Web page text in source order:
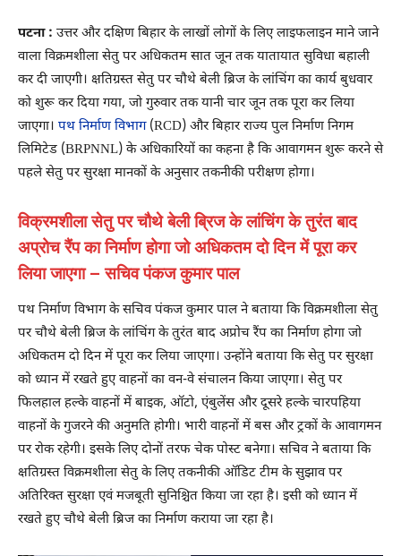
पटना : उत्तर और दक्षिण बिहार के लाखों लोगों के लिए लाइफलाइन माने जाने
वाला विक्रमशीला सेतु पर अधिकतम सात जून तक यातायात सुविधा बहाली
कर दी जाएगी। क्षतिग्रस्त सेतु पर चौथे बेली ब्रिज के लांचिंग का कार्य बुधवार
को शुरू कर दिया गया, जो गुरुवार तक यानी चार जून तक पूरा कर लिया
जाएगा। पथ निर्माण विभाग(RCD) और बिहार राज्य पुल निर्माण निगम
लिमिटेड (BRPNNL) के अधिकारियों का कहना है कि आवागमन शुरू करने से
पहले सेतु पर सुरक्षा मानकों के अनुसार तकनीकी परीक्षण होगा।
विक्रमशीला सेतु पर चौथे बेली ब्रिज के लांचिंग के तुरंत बाद
अप्रोच रैंप का निर्माण होगा जो अधिकतम दो दिन में पूरा कर
लिया जाएगा – सचिव पंकज कुमार पाल
पथ निर्माण विभाग के सचिव पंकज कुमार पाल ने बताया कि विक्रमशीला सेतु
पर चौथे बेली ब्रिज के लांचिंग के तुरंत बाद अप्रोच रैंप का निर्माण होगा जो
अधिकतम दो दिन में पूरा कर लिया जाएगा। उन्होंने बताया कि सेतु पर सुरक्षा
को ध्यान में रखते हुए वाहनों का वन-वे संचालन किया जाएगा। सेतु पर
फिलहाल हल्के वाहनों में बाइक, ऑटो, एंबुलेंस और दूसरे हल्के चारपहिया
वाहनों के गुजरने की अनुमति होगी। भारी वाहनों में बस और ट्रकों के आवागमन
पर रोक रहेगी। इसके लिए दोनों तरफ चेक पोस्ट बनेगा। सचिव ने बताया कि
क्षतिग्रस्त विक्रमशीला सेतु के लिए तकनीकी ऑडिट टीम के सुझाव पर
अतिरिक्त सुरक्षा एवं मजबूती सुनिश्चित किया जा रहा है। इसी को ध्यान में
रखते हुए चौथे बेली ब्रिज का निर्माण कराया जा रहा है।